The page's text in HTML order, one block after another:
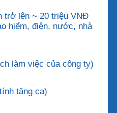
trở lên ~ 20 triệu VNĐ
hiểm, điện, nước, nhà
làm việc của công ty)
tăng ca)